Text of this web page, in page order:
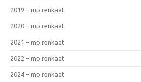
2019 – mp renkaat
2020 – mp renkaat
2021 – mp renkaat
2022 – mp renkaat
2024 – mp renkaat